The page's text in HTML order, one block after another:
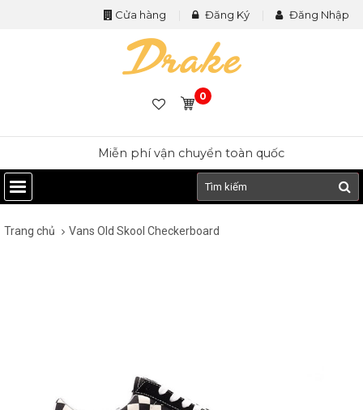
Cửa hàng Đăng Ký Đăng Nhập
0
Miễn phí vận chuyển toàn quốc
Trang chủ Vans Old Skool Checkerboard